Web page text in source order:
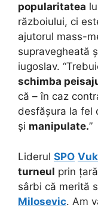
popularitatea
războiului, ci
ajutorul mass-
supravegheată
iugoslav.
schimba
că – în caz
desfășura la fel
și manipulate.”
Liderul SPO
turneul prin
sârbi că merită
Milosevic. Am